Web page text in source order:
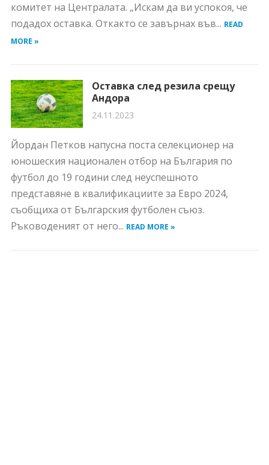
комитет на Централата. „Искам да ви успокоя, че
подадох оставка. Откакто се завърнах във... READ
MORE »
Оставка след резила срещу
Андора
24.11.2023
Йордан Петков напусна поста селекционер на
юношеския национален отбор на България по
футбол до 19 години след неуспешното
представяне в квалификациите за Евро 2024,
съобщиха от Българския футболен съюз.
Ръководеният от него... READ MORE »